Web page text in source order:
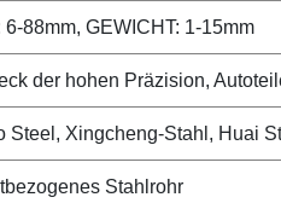
6-88mm, GEWICHT: 1-15mm
der hohen Präzision,
Steel, Xingcheng-Stahl, Huai
Stahlrohr